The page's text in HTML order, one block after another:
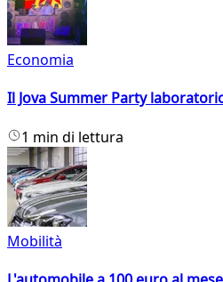
Economia
Il Jova Summer Party
1 min di lettura
Mobilità